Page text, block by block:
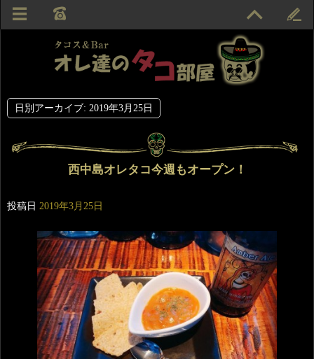
日別アーカイブ: 2019年3月25日
西中島オレタコ今週もオープン！
投稿日 2019年3月25日